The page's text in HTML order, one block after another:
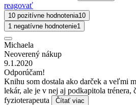
reagovať
10 pozitívne hodnotenia10
1 negatívne hodnotenie1
Michaela
Neoverený nákup
9.1.2020
Odporúčam!
Knihu som dostala ako darček a veľmi
lekár, ale je v nej aj podkapitola trénera,
fyzioterapeuta
Čítať viac